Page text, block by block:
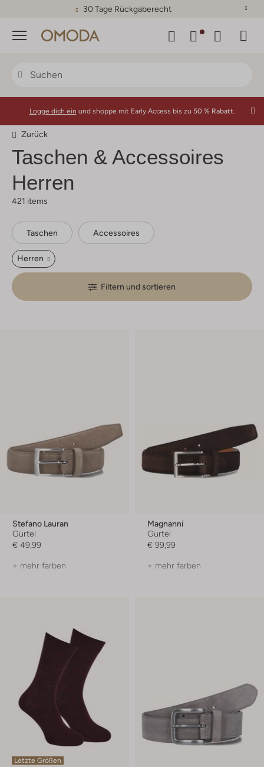
30 Tage Rückgaberecht
Menü
Logge dich ein und shoppe mit Early Access bis zu 50 % Rabatt.
Zurück
Taschen & Accessoires
Herren
421 items
Taschen Accessoires
Herren
Filtern und sortieren
Stefano Lauran
Gürtel
€ 49,99
+ mehr farben
Magnanni
Gürtel
€ 99,99
+ mehr farben
Letzte Größen